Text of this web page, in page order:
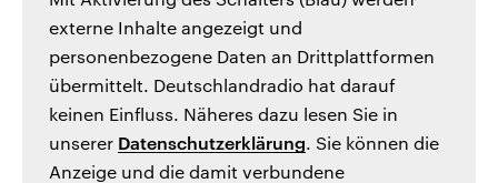
externe Inhalte angezeigt und
personenbezogene Daten an Drittplattformen
übermittelt. Deutschlandradio hat darauf
keinen Einfluss. Näheres dazu lesen Sie in
unserer Datenschutzerklärung. Sie können die
Anzeige und die damit verbundene